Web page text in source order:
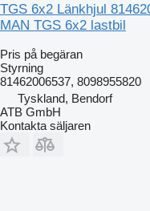
TGS 6x2 Länkhjul
MAN TGS 6x2 lastbil
Pris på begäran
Styrning
81462006537, 8098955820
Tyskland, Bendorf
ATB GmbH
Kontakta säljaren